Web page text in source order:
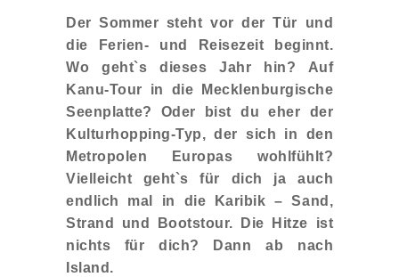
Der Sommer steht vor der Tür und
die Ferien- und Reisezeit beginnt.
Wo geht`s dieses Jahr hin? Auf
Kanu-Tour in die Mecklenburgische
Seenplatte? Oder bist du eher der
Kulturhopping-Typ, der sich in den
Metropolen Europas wohlfühlt?
Vielleicht geht`s für dich ja auch
endlich mal in die Karibik – Sand,
Strand und Bootstour. Die Hitze ist
nichts für dich? Dann ab nach
Island.